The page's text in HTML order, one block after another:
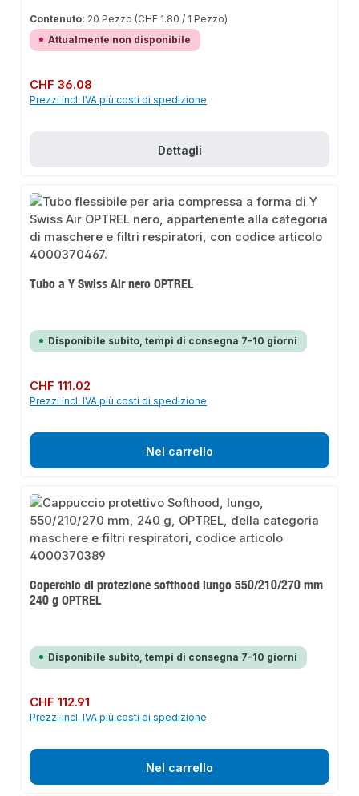
Contenuto: 20 Pezzo (CHF 1.80 / 1 Pezzo)
Attualmente non disponibile
Prezzo normale:
CHF 36.08
Prezzi incl. IVA più costi di spedizione
Dettagli
Tubo a Y Swiss Air nero OPTREL
Disponibile subito, tempi di consegna 7-10 giorni
Prezzo normale:
CHF 111.02
Prezzi incl. IVA più costi di spedizione
Nel carrello
Coperchio di protezione softhood lungo 550/210/270 mm
240 g OPTREL
Disponibile subito, tempi di consegna 7-10 giorni
Prezzo normale:
CHF 112.91
Prezzi incl. IVA più costi di spedizione
Nel carrello